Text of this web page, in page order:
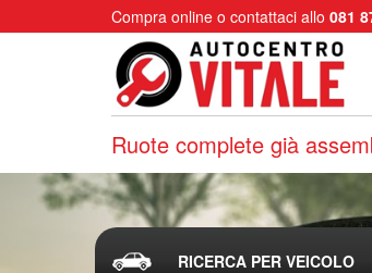
Compra online o contattaci allo 081
Ruote complete già
RICERCA PER VEICOLO